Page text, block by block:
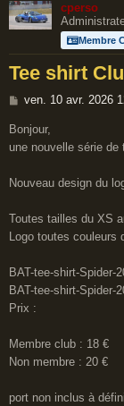
cperso
Membre
Tee shirt
M
s
s
g
ven. 10 avr. 2026
Bonjour,
une nouvelle série de
Nouveau design du
Toutes tailles du XS
Logo toutes couleurs
BAT-tee-shirt-Spider-
BAT-tee-shirt-Spider-
Prix :
Membre club : 18 €
Non membre : 20 €
port non inclus à